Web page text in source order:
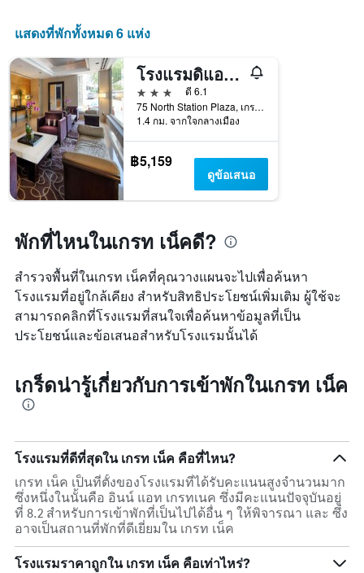
แสดงที่พักทั้งหมด 6 แห่ง
โรงแรมดิแอนดรูว์
3 ดาว
ดี 6.1
75 North Station Plaza, เกรท เน็ค, NY, สหรัฐอเมริกา
1.4 กม. จากใจกลางเมือง
฿5,159
ดูข้อเสนอ
พักที่ไหนในเกรท เน็คดี?
สำรวจพื้นที่ในเกรท เน็คที่คุณวางแผนจะไปเพื่อค้นหา
โรงแรมที่อยู่ใกล้เคียง สำหรับสิทธิประโยชน์เพิ่มเติม ผู้ใช้จะ
สามารถคลิกที่โรงแรมที่สนใจเพื่อค้นหาข้อมูลที่เป็น
ประโยชน์และข้อเสนอสำหรับโรงแรมนั้นได้
เกร็ดน่ารู้เกี่ยวกับการเข้าพักในเกรท เน็ค
โรงแรมที่ดีที่สุดใน เกรท เน็ค คือที่ไหน?
เกรท เน็ค เป็นที่ตั้งของโรงแรมที่ได้รับคะแนนสูงจำนวนมาก
ซึ่งหนึ่งในนั้นคือ อินน์ แอท เกรทเนค ซึ่งมีคะแนนปัจจุบันอยู่
ที่ 8.2 สำหรับการเข้าพักที่เป็นไปได้อื่น ๆ ให้พิจารณา และ ซึ่ง
อาจเป็นสถานที่พักที่ดีเยี่ยมใน เกรท เน็ค
โรงแรมราคาถูกใน เกรท เน็ค คือเท่าไหร่?